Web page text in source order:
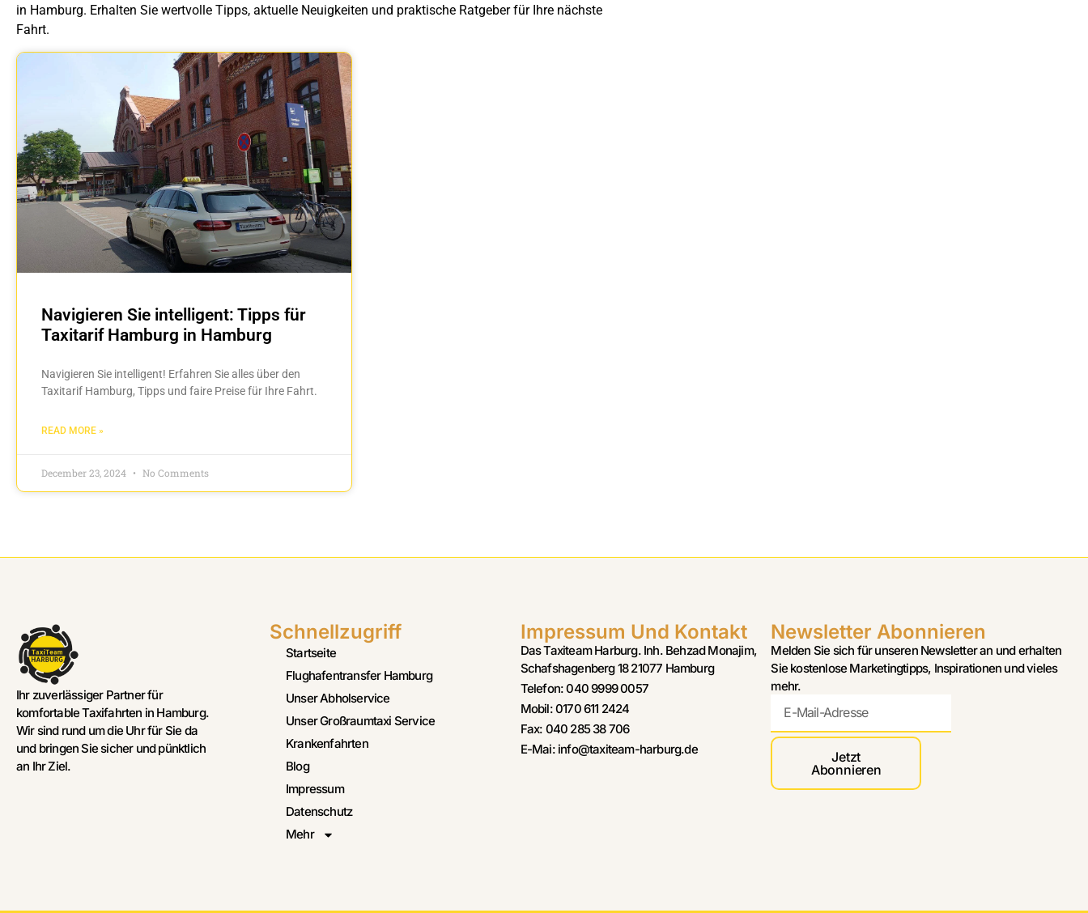
in Hamburg. Erhalten Sie wertvolle Tipps, aktuelle Neuigkeiten und praktische Ratgeber für Ihre nächste
Fahrt.
Navigieren Sie intelligent: Tipps für
Taxitarif Hamburg in Hamburg
Navigieren Sie intelligent! Erfahren Sie alles über den
Taxitarif Hamburg, Tipps und faire Preise für Ihre Fahrt.
READ MORE »
December 23, 2024 No Comments
Ihr zuverlässiger Partner für
komfortable Taxifahrten in Hamburg.
Wir sind rund um die Uhr für Sie da
und bringen Sie sicher und pünktlich
an Ihr Ziel.
Schnellzugriff
Startseite
Flughafentransfer Hamburg
Unser Abholservice
Unser Großraumtaxi Service
Krankenfahrten
Blog
Impressum
Datenschutz
Mehr
Impressum Und Kontakt
Das Taxiteam Harburg. Inh. Behzad Monajim,
Schafshagenberg 18 21077 Hamburg
Telefon: 040 9999 0057
Mobil: 0170 611 2424
Fax: 040 285 38 706
E-Mai: info@taxiteam-harburg.de
Newsletter Abonnieren
Melden Sie sich für unseren Newsletter an und erhalten
Sie kostenlose Marketingtipps, Inspirationen und vieles
mehr.
Jetzt
Abonnieren